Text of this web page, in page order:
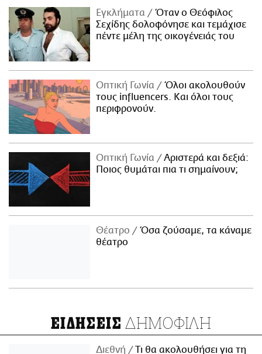
Εγκλήματα
Όταν ο Θεόφιλος
Σεχίδης δολοφόνησε και τεμάχισε
πέντε μέλη της οικογένειάς του
Οπτική Γωνία
Όλοι ακολουθούν
τους influencers. Και όλοι τους
περιφρονούν.
Οπτική Γωνία
Αριστερά και δεξιά:
Ποιος θυμάται πια τι σημαίνουν;
Θέατρο
Όσα ζούσαμε, τα κάναμε
θέατρο
ΕΙΔΗΣΕΙΣ ΔΗΜΟΦΙΛΗ
Διεθνή
Τι θα ακολουθήσει για τη